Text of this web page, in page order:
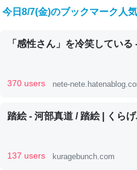
やすく強くなりそう
の600分の1程度。
─ニュース :: 【研究発表】昆虫学の
今日8/7(金)のブックマーク人
「感性さん」を冷笑してい
370 users nete-
踏絵 - 河部真道 / 踏絵 | くら
137 users kuragebunch.com